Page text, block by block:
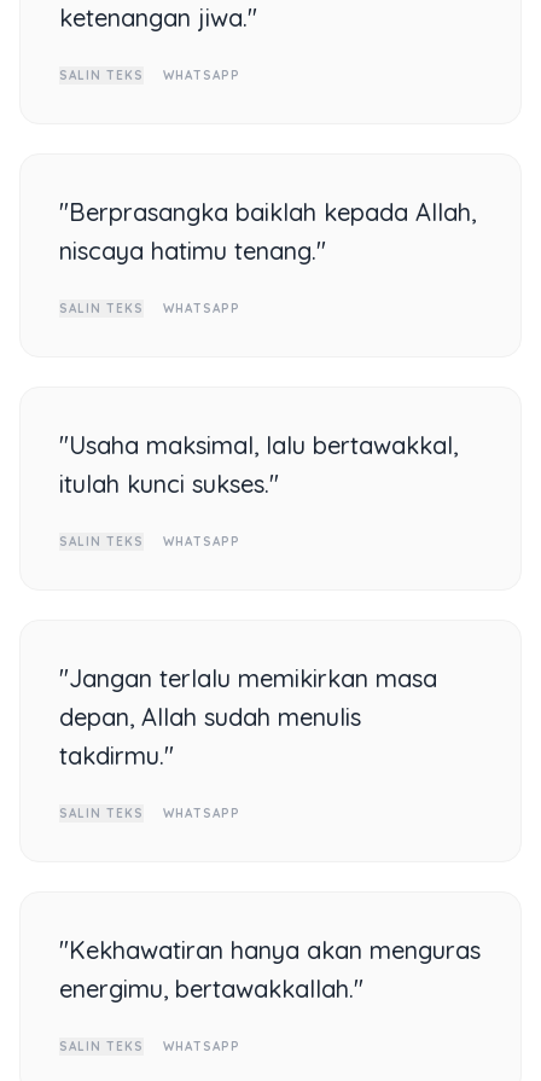
ketenangan jiwa."
SALIN TEKS WHATSAPP
"Berprasangka baiklah kepada Allah,
niscaya hatimu tenang."
SALIN TEKS WHATSAPP
"Usaha maksimal, lalu bertawakkal,
itulah kunci sukses."
SALIN TEKS WHATSAPP
"Jangan terlalu memikirkan masa
depan, Allah sudah menulis
takdirmu."
SALIN TEKS WHATSAPP
"Kekhawatiran hanya akan menguras
energimu, bertawakkallah."
SALIN TEKS WHATSAPP